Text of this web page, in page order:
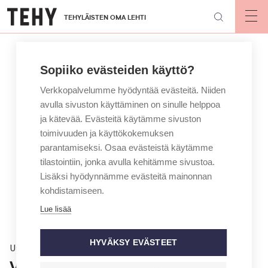
Hyppää
pääsisältöön
TEHYLÄISTEN OMA LEHTI
Uutinen
Sopiiko evästeiden käyttö?
Verkkopalvelumme hyödyntää evästeitä. Niiden
avulla sivuston käyttäminen on sinulle helppoa
ja kätevää. Evästeitä käytämme sivuston
toimivuuden ja käyttökokemuksen
parantamiseksi. Osaa evästeistä käytämme
tilastointiin, jonka avulla kehitämme sivustoa.
Lisäksi hyödynnämme evästeitä mainonnan
kohdistamiseen.
Lue lisää
HYVÄKSY EVÄSTEET